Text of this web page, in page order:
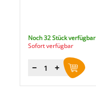
Noch 32 Stück verfügbar
Sofort verfügbar
Menge